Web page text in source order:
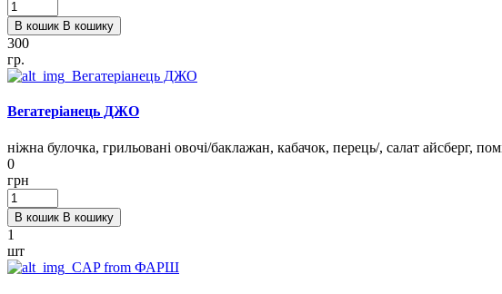
В кошик В кошику
300
гр.
Вегатеріанець ДЖО
ніжна булочка, грильовані овочі/баклажан, кабачок, перець/, салат айсберг,
0
грн
В кошик В кошику
1
шт